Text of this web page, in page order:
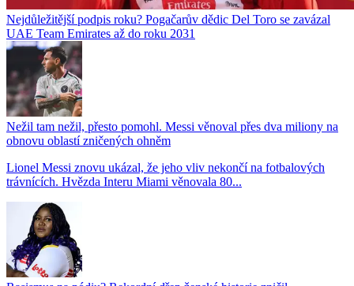
Nejdůležitější podpis roku? Pogačarův dědic Del Toro se zavázal
UAE Team Emirates až do roku 2031
Nežil tam nežil, přesto pomohl. Messi věnoval přes dva miliony na
obnovu oblastí zničených ohněm
Lionel Messi znovu ukázal, že jeho vliv nekončí na fotbalových
trávnících. Hvězda Interu Miami věnovala 80...